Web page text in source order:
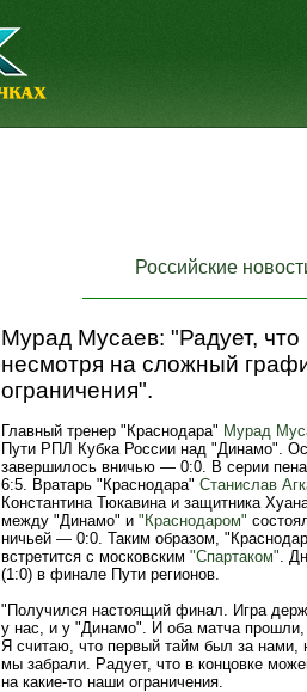
Российские
Мурад Мусаев: "Радует,
несмотря на сложный
ограничения".
Главный тренер "Краснодара" Мурад
Пути РПЛ Кубка России над "Динамо".
завершилось вничью — 0:0. В серии
6:5. Вратарь "Краснодара" Станислав
Константина Тюкавина и защитника
между "Динамо" и "Краснодаром"
ничьей — 0:0. Таким образом,
встретится с московским "Спартаком".
(1:0) в финале Пути регионов.
"Получился настоящий финал. Игра
у нас, и у "Динамо". И оба матча прошли,
Я считаю, что первый тайм был за нами,
мы забрали. Радует, что в концовке
на какие-то наши ограничения.